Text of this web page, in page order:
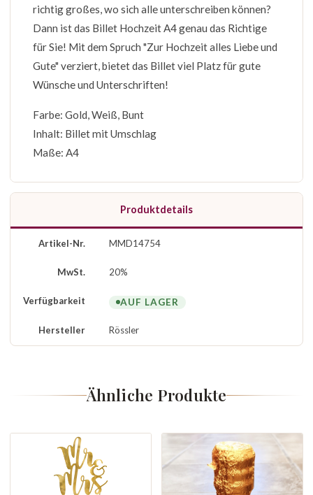
richtig großes, wo sich alle unterschreiben können?
Dann ist das Billet Hochzeit A4 genau das Richtige
für Sie! Mit dem Spruch "Zur Hochzeit alles Liebe und
Gute" verziert, bietet das Billet viel Platz für gute
Wünsche und Unterschriften!
Farbe: Gold, Weiß, Bunt
Inhalt: Billet mit Umschlag
Maße: A4
Produktdetails
Artikel-Nr. MMD14754
MwSt. 20%
Verfügbarkeit AUF LAGER
Hersteller Rössler
Ähnliche Produkte